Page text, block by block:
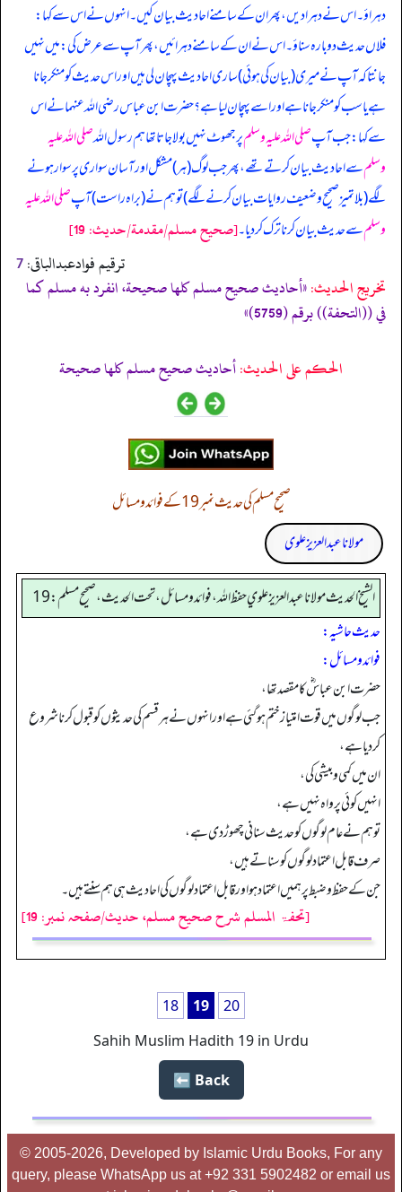
دہراؤ۔ اس نے دہرا دیں، پھر ان کے سامنے احادیث بیان کیں۔ انہوں نے اس سے کہا:
فلاں حدیث دوبارہ سناؤ۔ اس نے ان کے سامنے دہرائیں، پھر آپ سے عرض کی: میں نہیں
جانتا کہ آپ نے میری (بیان کی ہوئی) ساری احادیث پہچان لی ہیں اور اس حدیث کو منکر جانا
ہے یا سب کو منکر جانا ہے اور اسے پہچان لیا ہے؟ حضرت ابن عباس رضی اللہ عنہما نے اس
سے کہا: جب آپصلی اللہ علیہ وسلمپر جھوٹ نہیں بولا جاتا تھا ہم رسول اللہصلی اللہ علیہ
وسلمسے احادیث بیان کرتے تھے، پھر جب لوگ (ہر) مشکل اور آسان سواری پر سوار ہونے
لگے (بلا تمیز صحیح وضعیف روایات بیان کرنے لگے) تو ہم نے (براہ راست) آپصلی اللہ علیہ
وسلمسے حدیث بیان کرنا ترک کر دیا۔[صحيح مسلم/مقدمة/حدیث: 19]
ترقیم فوادعبدالباقی: 7
تخریج الحدیث:«أحاديث صحيح مسلم كلها صحيحة، انفرد به مسلم كما
في ((التحفة)) برقم (5759)»
الحكم على الحديث:أحاديث صحيح مسلم كلها صحيحة
صحیح مسلم کی حدیث نمبر 19 کے فوائد و مسائل
مولانا عبد العزیز علوی
الشيخ الحديث مولانا عبدالعزيز علوي حفظ الله، فوائد و مسائل، تحت الحديث ، صحيح مسلم: 19
حدیث حاشیہ:
فوائد ومسائل:
حضرت ابن عباسؓ کا مقصد تھا،
جب لوگوں میں قوت امتیاز ختم ہوگئی ہے اور انہوں نے ہر قسم کی حدیثوں کو قبول کرنا شروع
کر دیا ہے،
ان میں کمی وبیشی کی،
انہیں کوئی پرواہ نہیں ہے،
تو ہم نے عام لوگوں کو حدیث سنانی چھوڑدی ہے،
صرف قابل اعتماد لوگوں کو سناتے ہیں،
جن کے حفظ وضبط پر ہمیں اعتماد ہو اور قابل اعتماد لوگوں کی احادیث ہی ہم سنتے ہیں۔
[تحفۃ المسلم شرح صحیح مسلم، حدیث/صفحہ نمبر: 19]
18 19
20
Sahih Muslim Hadith 19 in Urdu
Back ⬅️
© 2005-2026, Developed by Islamic Urdu Books, For any
query, please WhatsApp us at +92 331 5902482 or email us